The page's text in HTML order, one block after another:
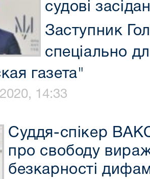
судові
Заступник
спеціально
газета"
14:33
Суддя-спікер
про свободу
безкарності